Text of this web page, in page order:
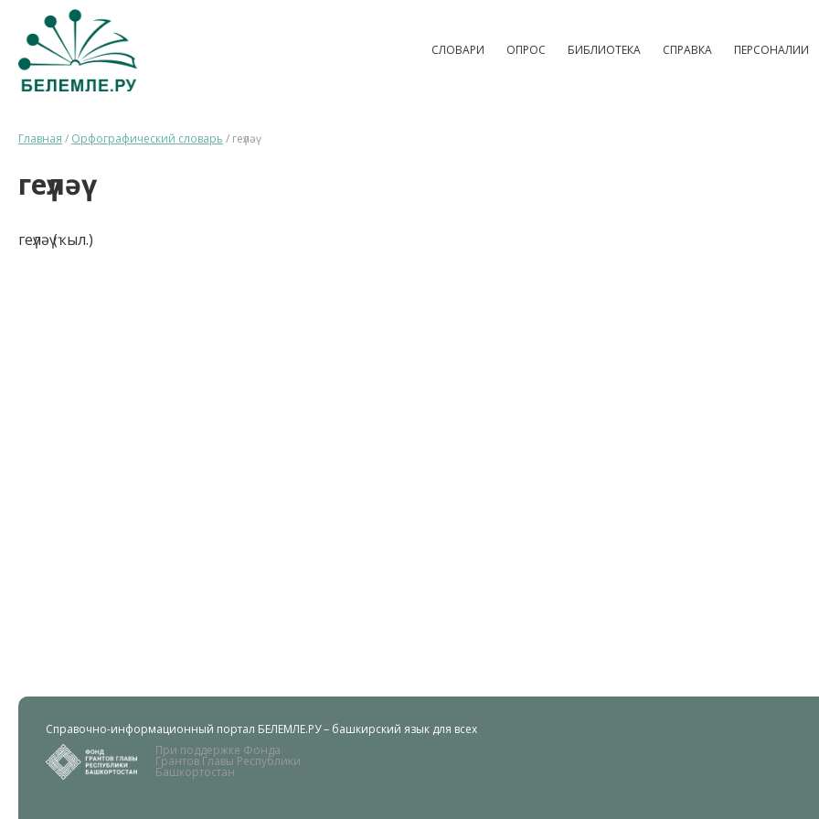
СЛОВАРИ ОПРОС БИБЛИОТЕКА СПРАВКА ПЕРСОНАЛИИ
Главная / Орфографический словарь / геүләү
геүләү
геүләү (ҡыл.)
Справочно-информационный портал БЕЛЕМЛЕ.РУ – башкирский язык для всех
При поддержке Фонда
Грантов Главы Республики
Башкортостан.